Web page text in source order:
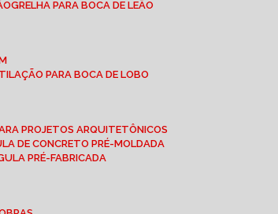
GRELHA PARA BOCA DE LEÃO
PARA BOCA DE LOBO
PROJETOS ARQUITETÔNICOS
DE CONCRETO PRÉ-MOLDADA
PRÉ-FABRICADA